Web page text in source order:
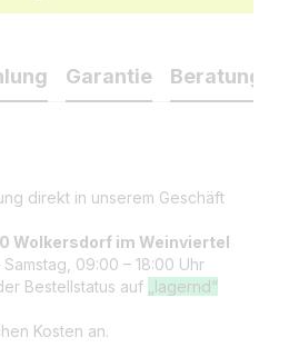
Garantie Beratung
direkt in unserem Geschäft
Wolkersdorf im Weinviertel
Samstag, 09:00 – 18:00 Uhr
Bestellstatus auf
„lagernd“
Kosten an.